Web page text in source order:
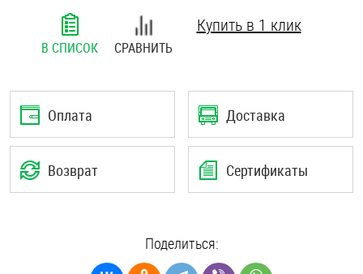
Шплинты
Штифты и пальцы
В СПИСОК СРАВНИТЬ
Купить в 1 клик
Оплата Доставка
Возврат Сертификаты
Поделиться: